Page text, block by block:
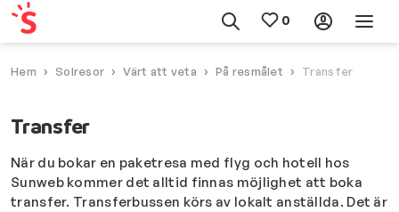
Hem Solresor Värt att veta På resmålet Transfer
Transfer
När du bokar en paketresa med flyg och hotell hos
Sunweb kommer det alltid finnas möjlighet att boka
transfer. Transferbussen körs av lokalt anställda. Det är